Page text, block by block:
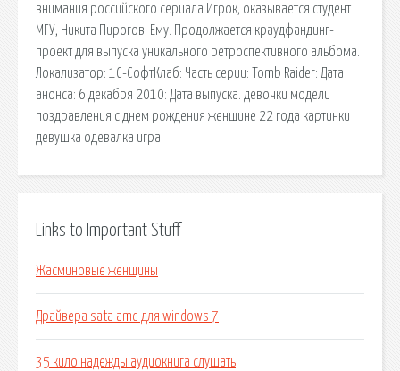
внимания российского сериала Игрок, оказывается студент
МГУ, Никита Пирогов. Ему. Продолжается краудфандинг-
проект для выпуска уникального ретроспективного альбома.
Локализатор: 1С-СофтКлаб: Часть серии: Tomb Raider: Дата
анонса: 6 декабря 2010: Дата выпуска. девочки модели
поздравления с днем рождения женщине 22 года картинки
девушка одевалка игра.
Links to Important Stuff
Жасминовые женщины
Драйвера sata amd для windows 7
35 кило надежды аудиокнига слушать